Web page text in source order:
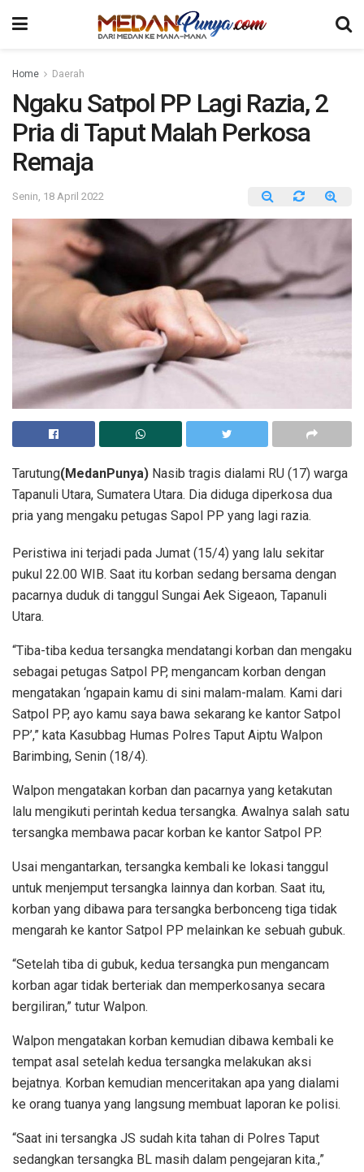
Home Daerah
Ngaku Satpol PP Lagi Razia, 2
Pria di Taput Malah Perkosa
Remaja
Senin, 18 April 2022
Tarutung(MedanPunya) Nasib tragis dialami RU (17) warga
Tapanuli Utara, Sumatera Utara. Dia diduga diperkosa dua
pria yang mengaku petugas Sapol PP yang lagi razia.
Peristiwa ini terjadi pada Jumat (15/4) yang lalu sekitar
pukul 22.00 WIB. Saat itu korban sedang bersama dengan
pacarnya duduk di tanggul Sungai Aek Sigeaon, Tapanuli
Utara.
“Tiba-tiba kedua tersangka mendatangi korban dan mengaku
sebagai petugas Satpol PP, mengancam korban dengan
mengatakan ‘ngapain kamu di sini malam-malam. Kami dari
Satpol PP, ayo kamu saya bawa sekarang ke kantor Satpol
PP’,” kata Kasubbag Humas Polres Taput Aiptu Walpon
Barimbing, Senin (18/4).
Walpon mengatakan korban dan pacarnya yang ketakutan
lalu mengikuti perintah kedua tersangka. Awalnya salah satu
tersangka membawa pacar korban ke kantor Satpol PP.
Usai mengantarkan, tersangka kembali ke lokasi tanggul
untuk menjemput tersangka lainnya dan korban. Saat itu,
korban yang dibawa para tersangka berbonceng tiga tidak
mengarah ke kantor Satpol PP melainkan ke sebuah gubuk.
“Setelah tiba di gubuk, kedua tersangka pun mengancam
korban agar tidak berteriak dan memperkosanya secara
bergiliran,” tutur Walpon.
Walpon mengatakan korban kemudian dibawa kembali ke
tempat asal setelah kedua tersangka melakukan aksi
bejatnya. Korban kemudian menceritakan apa yang dialami
ke orang tuanya yang langsung membuat laporan ke polisi.
“Saat ini tersangka JS sudah kita tahan di Polres Taput
sedangkan tersangka BL masih dalam pengejaran kita.,”